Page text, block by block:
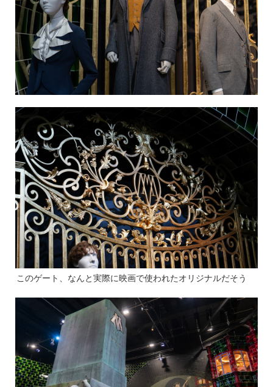
このゲート、なんと実際に映画で使われたオリジナルだそう